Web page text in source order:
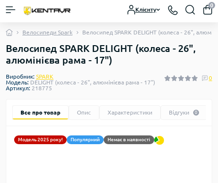
Клієнту
0
Велосипеди Spark Велосипед SPARK DELIGHT (колеса - 26",
Велосипед SPARK DELIGHT (колеса - 26",
алюмінієва рама - 17")
Виробник: SPARK
Модель: DELIGHT (колеса - 26", алюмінієва рама - 17")
Артикул: 218775
0
Все про товар Опис Характеристики Відгуки 0
Модель 2025 року! Популярний Немає в наявності